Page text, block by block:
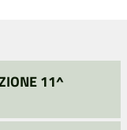
11^